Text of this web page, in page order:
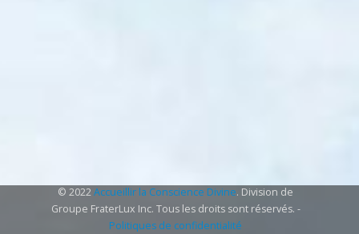
© 2022Accueillir la Conscience Divine. Division de
Groupe FraterLux Inc. Tous les droits sont réservés. -
Politiques de confidentialité